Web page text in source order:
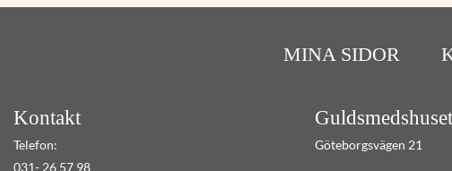
MINA SIDOR
Kontakt
Telefon:
031- 26 57 98
Guldsmedshuset
Göteborgsvägen 21